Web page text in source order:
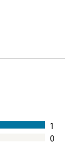
1
0